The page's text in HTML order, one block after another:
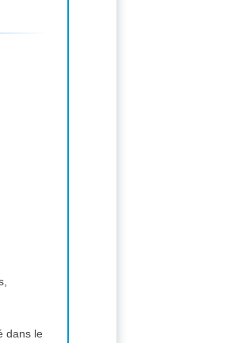
dans le